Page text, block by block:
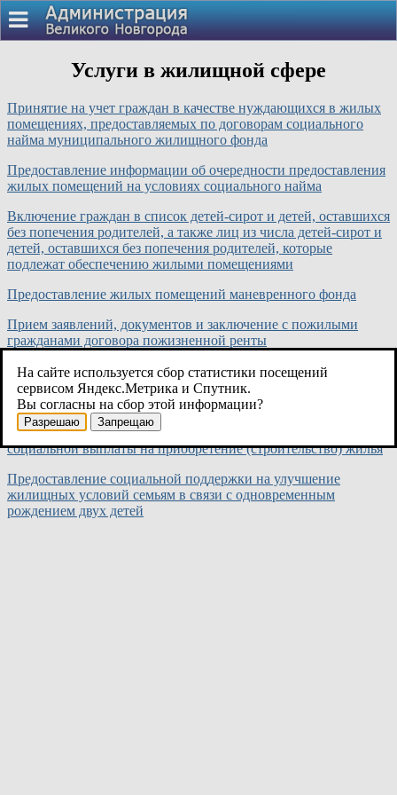
Услуги в жилищной сфере
Принятие на учет граждан в качестве нуждающихся в жилых
помещениях, предоставляемых по договорам социального
найма муниципального жилищного фонда
Предоставление информации об очередности предоставления
жилых помещений на условиях социального найма
Включение граждан в список детей-сирот и детей, оставшихся
без попечения родителей, а также лиц из числа детей-сирот и
детей, оставшихся без попечения родителей, которые
подлежат обеспечению жилыми помещениями
Предоставление жилых помещений маневренного фонда
Прием заявлений, документов и заключение с пожилыми
гражданами договора пожизненной ренты
Прием заявлений, документов и предоставление социальной
выплаты многодетным семьям, признанным в установленном
порядке нуждающимися в улучшении жилищных условий
Выдача молодой семье свидетельства о праве на получение
социальной выплаты на приобретение (строительство) жилья
Предоставление социальной поддержки на улучшение
жилищных условий семьям в связи с одновременным
рождением двух детей
На сайте используется сбор статистики посещений
сервисом Яндекс.Метрика и Спутник.
Вы согласны на сбор этой информации?
Разрешаю Запрещаю